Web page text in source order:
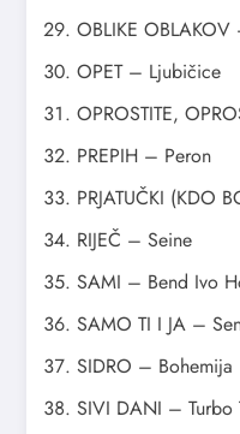
OBLIKE
OPET – Ljubičice
OPROSTITE,
PREPIH – Peron
PRJATUČKI (KDO
RIJEČ – Seine
SAMI – Bend Ivo
SAMO TI I JA –
SIDRO – Bohemija
SIVI DANI – Turbo